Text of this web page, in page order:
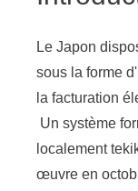
Le Japon
sous la forme
la facturation
Un système
localement
œuvre en